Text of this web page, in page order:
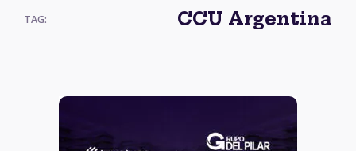
TAG: CCU Argentina